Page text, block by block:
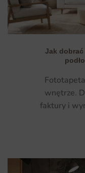
Jak
wnętrze.
faktury i